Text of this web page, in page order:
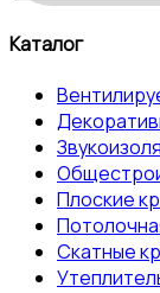
Каталог
Плоские
Скатные